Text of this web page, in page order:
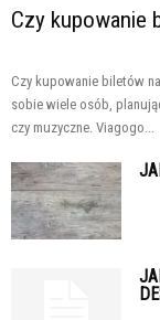
Czy kupowanie
Czy kupowanie biletów
sobie wiele osób,
czy muzyczne. Viagogo...